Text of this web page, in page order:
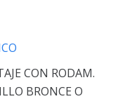
CON RODAM.
BRONCE O